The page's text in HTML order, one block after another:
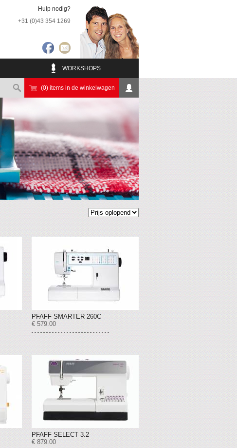
Hulp nodig?
+31 (0)43 354 1269
WORKSHOPS
(0) items in de winkelwagen
PFAFF SMARTER 260C
€ 579.00
PFAFF SELECT 3.2
€ 879.00